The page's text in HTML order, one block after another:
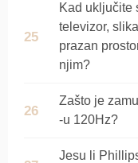
Kad uključite
televizor,
prazan
njim?
Zašto je
-u 120Hz?
Jesu li